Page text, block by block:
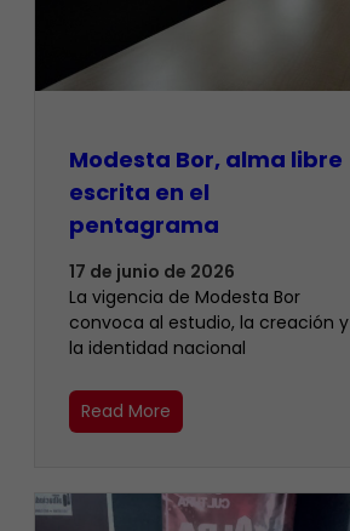
Modesta Bor, alma libre
escrita en el
pentagrama
17 de junio de 2026
La vigencia de Modesta Bor
convoca al estudio, la creación y
la identidad nacional
Read More